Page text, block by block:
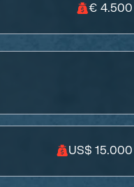
€ 4.500
US$ 15.000